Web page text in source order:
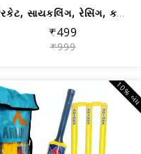
ક્રિકેટ, સાયકલિંગ, રેસિંગ, ક્લાઇમ્બીં...
₹499
₹999
10%